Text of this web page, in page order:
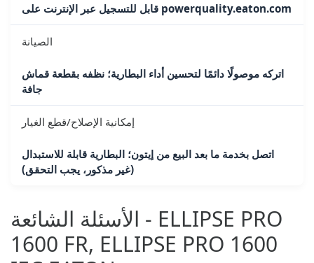
قابل للتسجيل عبر الإنترنت على powerquality.eaton.com
الصيانة
اتركه موصولًا دائمًا لتحسين أداء البطارية؛ نظفه بقطعة قماش
جافة
إمكانية الإصلاح/قطع الغيار
اتصل بخدمة ما بعد البيع من إيتون؛ البطارية قابلة للاستبدال
(غير مذكور، يجب التحقق)
الأسئلة الشائعة - ELLIPSE PRO
1600 FR, ELLIPSE PRO 1600